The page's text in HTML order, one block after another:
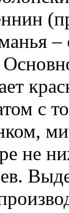
с
не